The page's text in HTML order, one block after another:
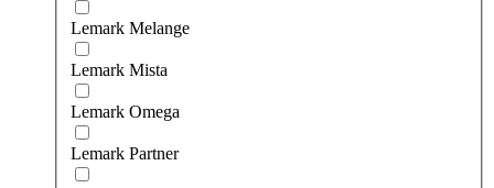
Lemark Melange
Lemark Mista
Lemark Omega
Lemark Partner